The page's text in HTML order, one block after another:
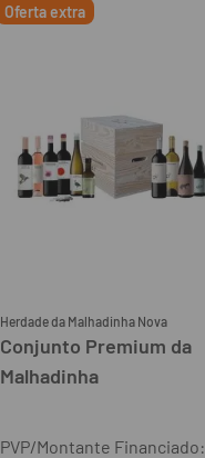
Oferta extra
Herdade da Malhadinha Nova
Conjunto Premium da
Malhadinha
PVP/Montante Financiado: